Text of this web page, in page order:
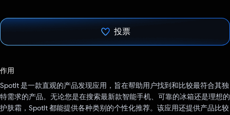
投票
作用
SpotIt 是一款直观的产品发现应用，旨在帮助用户找到和比较最符合其独
特需求的产品。无论您是在搜索最新款智能手机、可靠的冰箱还是理想的
护肤霜，SpotIt 都能提供各种类别的个性化推荐。该应用还提供产品比较